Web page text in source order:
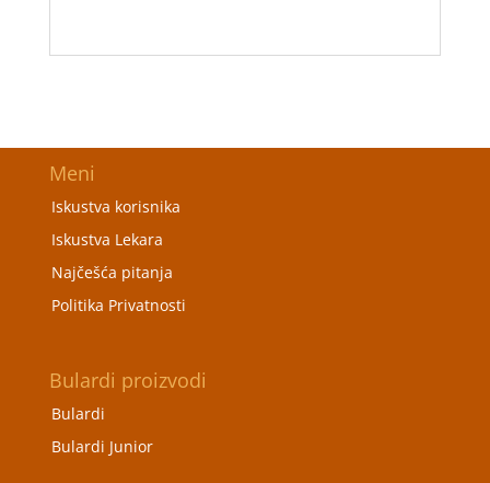
Meni
Iskustva korisnika
Iskustva Lekara
Najčešća pitanja
Politika Privatnosti
Bulardi proizvodi
Bulardi
Bulardi Junior